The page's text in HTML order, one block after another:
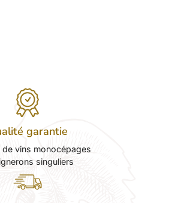
garantie
de vins monocépages
singuliers